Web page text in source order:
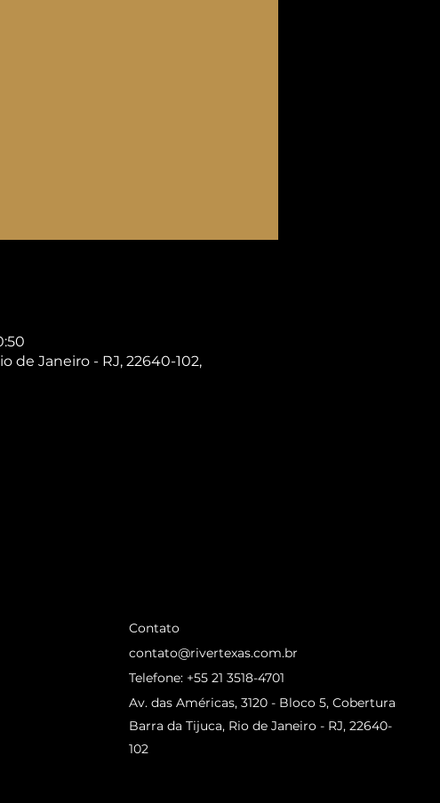
de Janeiro - RJ, 22640-102,
Contato
contato@rivertexas.com.br
Telefone: +55 21 3518-4701
Av. das Américas, 3120 - Bloco 5, Cobertura
Barra da Tijuca, Rio de Janeiro - RJ, 22640-
102